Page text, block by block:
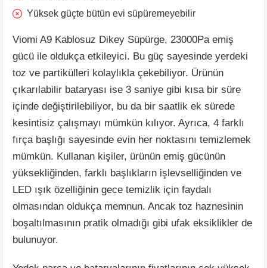
Yüksek güçte bütün evi süpüremeyebilir
Viomi A9 Kablosuz Dikey Süpürge, 23000Pa emiş
gücü ile oldukça etkileyici. Bu güç sayesinde yerdeki
toz ve partikülleri kolaylıkla çekebiliyor. Ürünün
çıkarılabilir bataryası ise 3 saniye gibi kısa bir süre
içinde değiştirilebiliyor, bu da bir saatlik ek sürede
kesintisiz çalışmayı mümkün kılıyor. Ayrıca, 4 farklı
fırça başlığı sayesinde evin her noktasını temizlemek
mümkün. Kullanan kişiler, ürünün emiş gücünün
yüksekliğinden, farklı başlıkların işlevselliğinden ve
LED ışık özelliğinin gece temizlik için faydalı
olmasından oldukça memnun. Ancak toz haznesinin
boşaltılmasının pratik olmadığı gibi ufak eksiklikler de
bulunuyor.